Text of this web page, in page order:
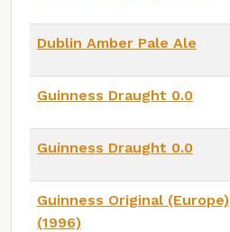
Dublin Amber Pale Ale
Guinness Draught 0.0
Guinness Draught 0.0
Guinness Original (Europe)
(1996)